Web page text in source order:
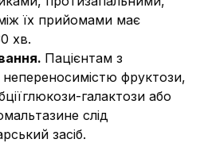
їх прийомами має
хв.
Пацієнтам з
фруктози,
галактози або
слід
засіб.